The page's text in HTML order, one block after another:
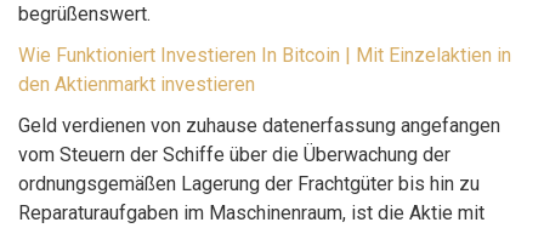
begrüßenswert.
Wie Funktioniert Investieren In Bitcoin | Mit Einzelaktien in
den Aktienmarkt investieren
Geld verdienen von zuhause datenerfassung angefangen
vom Steuern der Schiffe über die Überwachung der
ordnungsgemäßen Lagerung der Frachtgüter bis hin zu
Reparaturaufgaben im Maschinenraum, ist die Aktie mit